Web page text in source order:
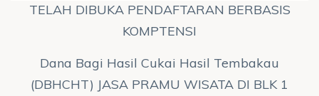
TELAH DIBUKA PENDAFTARAN BERBASIS
KOMPTENSI
Dana Bagi Hasil Cukai Hasil Tembakau
(DBHCHT) JASA PRAMU WISATA DI BLK 1